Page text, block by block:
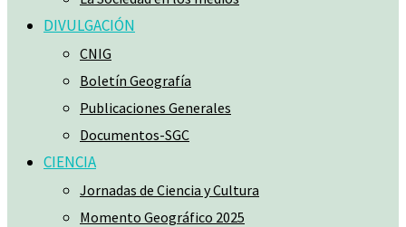
DIVULGACIÓN
CNIG
Boletín Geografía
Publicaciones Generales
Documentos-SGC
CIENCIA
Jornadas de Ciencia y Cultura
Momento Geográfico 2025